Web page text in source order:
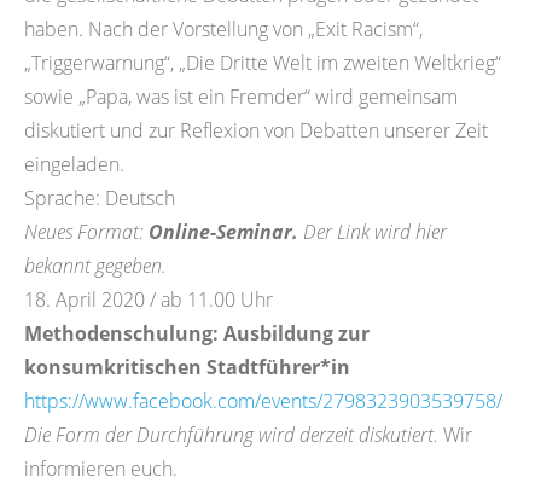
haben. Nach der Vorstellung von „Exit Racism“,
„Triggerwarnung“, „Die Dritte Welt im zweiten Weltkrieg“
sowie „Papa, was ist ein Fremder“ wird gemeinsam
diskutiert und zur Reflexion von Debatten unserer Zeit
eingeladen.
Sprache: Deutsch
Neues Format: Online-Seminar. Der Link wird hier
bekannt gegeben.
18. April 2020 / ab 11.00 Uhr
Methodenschulung: Ausbildung zur
konsumkritischen Stadtführer*in
https://www.facebook.com/events/2798323903539758/
Die Form der Durchführung wird derzeit diskutiert. Wir
informieren euch.